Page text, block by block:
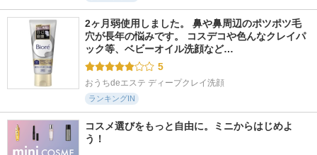
2ヶ月弱使用しました。 鼻や鼻周辺のポツポツ毛
穴が長年の悩みです。 コスデコや色んなクレイパ
ック等、ベビーオイル洗顔など…
5
おうちdeエステ ディープクレイ洗顔
ランキングIN
コスメ選びをもっと自由に。ミニからはじめよ
う！